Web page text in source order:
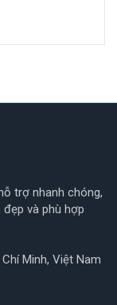
trợ nhanh chóng,
và phù hợp
Minh, Việt Nam